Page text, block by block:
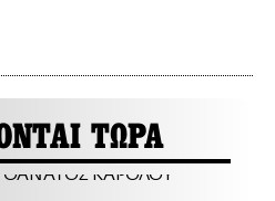
ΤΩΡΑ